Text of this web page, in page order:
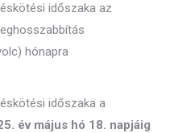
időszaka az
hónapra
időszaka a
év május hó 18. napjáig